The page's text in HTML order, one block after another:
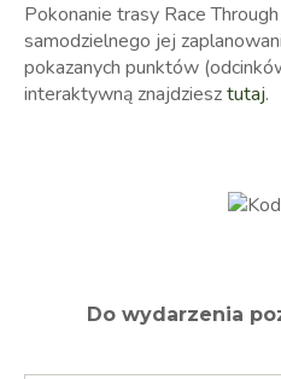
Pokonanie trasy Race
samodzielnego jej
pokazanych punktów
interaktywną znajdziesztutaj.
Do wydarzenia